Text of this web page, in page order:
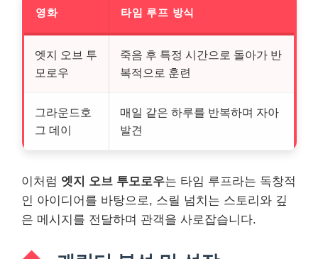
영화 타임 루프 방식
엣지 오브 투
모로우
죽음 후 특정 시간으로 돌아가 반
복적으로 훈련
그라운드호
그 데이
매일 같은 하루를 반복하며 자아
발견
이처럼 엣지 오브 투모로우는 타임 루프라는 독창적
인 아이디어를 바탕으로, 스릴 넘치는 스토리와 깊
은 메시지를 전달하며 관객을 사로잡습니다.